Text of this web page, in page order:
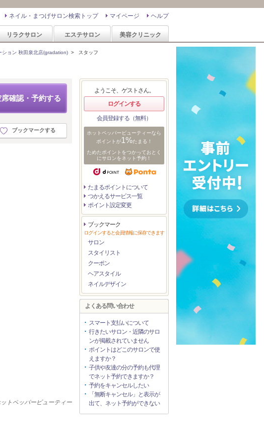
ヘルプ
マイページ
ネイル・まつげサロン検索トップ
リラクサロン エステサロン 美容クリニック
ション 秋田泉北店(gradation) > スタッフ
席確認・予約する
ブックマークする
トペッパービューティー
ようこそ、ゲストさん。
ログインする
会員登録する（無料）
ホットペッパービューティーなら
ポイントが1%たまる！
ためたポイントをつかっておとく
にサロンをネット予約！
たまるポイントについて
つかえるサービス一覧
ポイント設定変更
ブックマーク
ログインすると会員情報に保存できます
サロン
スタイリスト
クーポン
ヘアスタイル
ネイルデザイン
よくある問い合わせ
スマート支払いについて
行きたいサロン・近隣のサロ
ンが掲載されていません
ポイントはどこのサロンで使
えますか？
子供や友達の分の予約も代理
でネット予約できますか？
予約をキャンセルしたい
「無断キャンセル」と表示が
出て、ネット予約ができない